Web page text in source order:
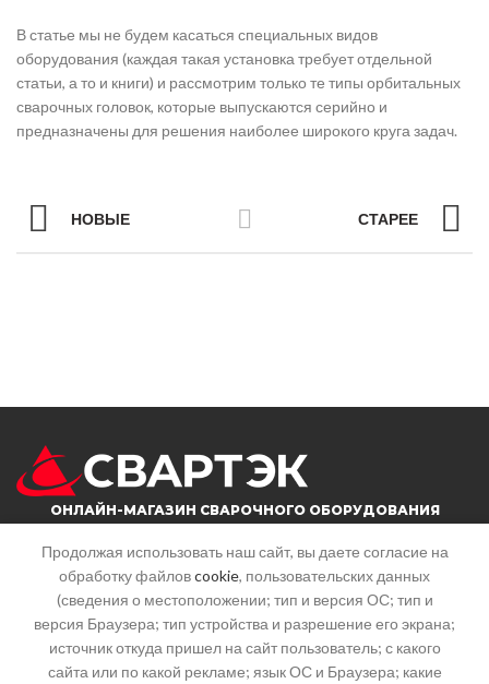
В статье мы не будем касаться специальных видов
оборудования (каждая такая установка требует отдельной
статьи, а то и книги) и рассмотрим только те типы орбитальных
сварочных головок, которые выпускаются серийно и
предназначены для решения наиболее широкого круга задач.
НОВЫЕ СТАРЕЕ
ОНЛАЙН-МАГАЗИН СВАРОЧНОГО ОБОРУДОВАНИЯ
г. Саратов, ул. Большая горная, 215
Почта: info@svartek.ru
СТАТЬИ
Продолжая использовать наш сайт, вы даете согласие на
обработку файловcookie, пользовательских данных
(сведения о местоположении; тип и версия ОС; тип и
версия Браузера; тип устройства и разрешение его экрана;
источник откуда пришел на сайт пользователь; с какого
сайта или по какой рекламе; язык ОС и Браузера; какие